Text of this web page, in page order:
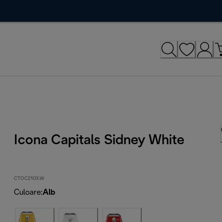
Icona Capitals Sidney White
CTOC2103.W
Culoare:Alb